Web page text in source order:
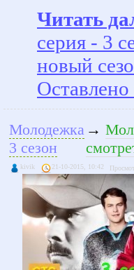
Читать
серия - 3
новый
Молодежка
3 сезон
→
kivik 21-10-2015, 10:42